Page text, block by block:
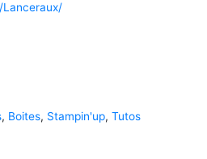
, Boites, Stampin'up, Tutos